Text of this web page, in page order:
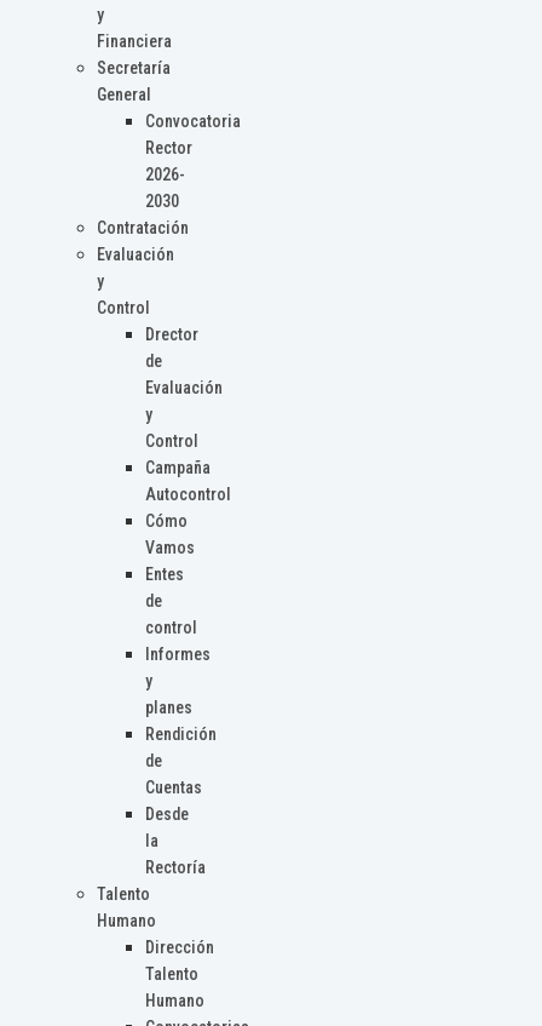
y
Financiera
Secretaría
General
Convocatoria
Rector
2026-
2030
Contratación
Evaluación
y
Control
Drector
de
Evaluación
y
Control
Campaña
Autocontrol
Cómo
Vamos
Entes
de
control
Informes
y
planes
Rendición
de
Cuentas
Desde
la
Rectoría
Talento
Humano
Dirección
Talento
Humano